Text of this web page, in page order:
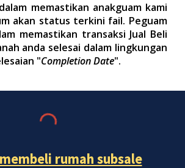
memastikan anakguam kami
akan status terkini fail. Peguam
memastikan transaksi Jual Beli
anda selesai dalam lingkungan
"Completion Date".
rumah subsale